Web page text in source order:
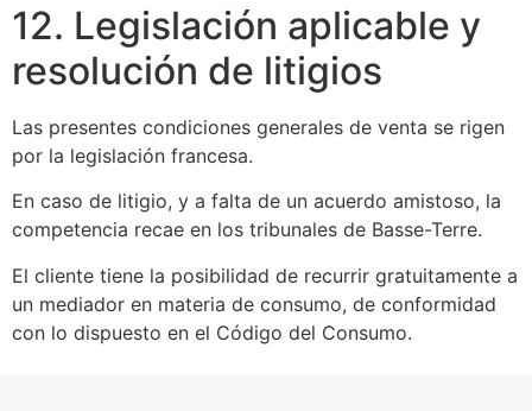
12. Legislación aplicable y
resolución de litigios
Las presentes condiciones generales de venta se rigen
por la legislación francesa.
En caso de litigio, y a falta de un acuerdo amistoso, la
competencia recae en los tribunales de Basse-Terre.
El cliente tiene la posibilidad de recurrir gratuitamente a
un mediador en materia de consumo, de conformidad
con lo dispuesto en el Código del Consumo.